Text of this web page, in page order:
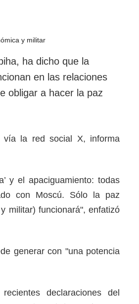
ha dicho que la
en las relaciones
obligar a hacer la paz
la red social X, informa
y el apaciguamiento: todas
con Moscú. Sólo la paz
militar) funcionará", enfatizó
generar con "una potencia
declaraciones del